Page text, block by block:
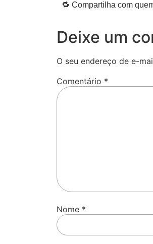
🔁 Compartilha com
Deixe um
O seu endereço de e-
Comentário *
Nome *